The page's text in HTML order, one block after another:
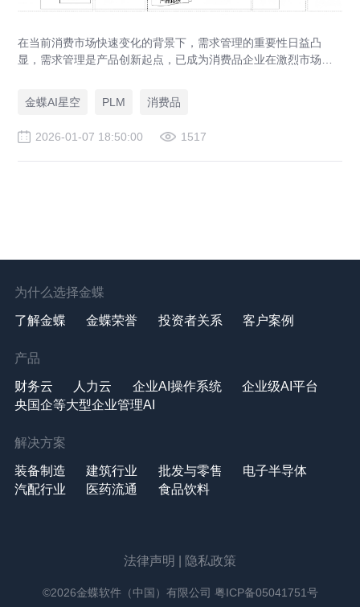
在当前消费市场快速变化的背景下，需求管理的重要性日益凸
显，需求管理是产品创新起点，已成为消费品企业在激烈市场竞
金蝶AI星空
PLM 消费品
2026-01-07 18:50:00 1517
为什么选择金蝶
了解金蝶 金蝶荣誉 投资者关系 客户案例
产品
财务云 人力云 企业AI操作系统
企业级AI平台
央国企等大型企业管理AI
解决方案
装备制造 建筑行业 批发与零售
电子半导体
汽配行业
医药流通 食品饮料
法律声明 隐私政策
©2026金蝶软件（中国）有限公司 粤ICP备05041751号